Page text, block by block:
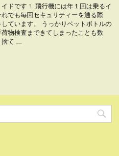
ドです！ 飛行機には年１回は乗るイ
れでも毎回セキュリティーを通る際
ています。 うっかりペットボトルの
物検査まできてしまったことも数
捨て ...